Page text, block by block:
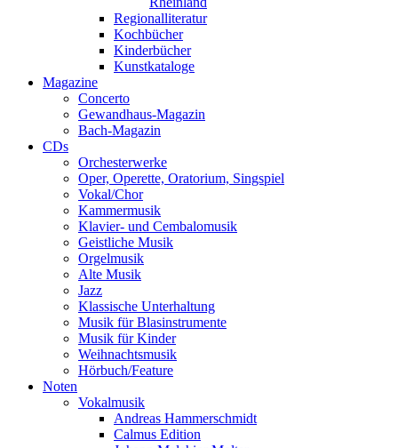
Regionalliteratur
Kochbücher
Kinderbücher
Kunstkataloge
Magazine
Concerto
Gewandhaus-Magazin
Bach-Magazin
CDs
Orchesterwerke
Oper, Operette, Oratorium, Singspiel
Vokal/Chor
Kammermusik
Klavier- und Cembalomusik
Geistliche Musik
Orgelmusik
Alte Musik
Jazz
Klassische Unterhaltung
Musik für Blasinstrumente
Musik für Kinder
Weihnachtsmusik
Hörbuch/Feature
Noten
Vokalmusik
Andreas Hammerschmidt
Calmus Edition